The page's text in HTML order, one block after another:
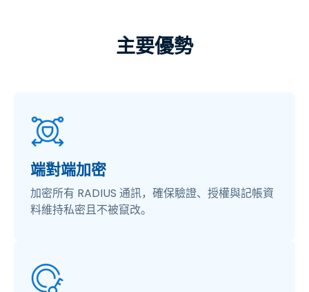
主要優勢
端對端加密
加密所有 RADIUS 通訊，確保驗證、授權與記帳資
料維持私密且不被竄改。